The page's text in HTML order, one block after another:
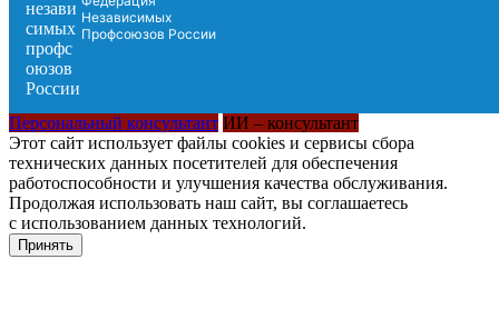
Независимых
Профсоюзов России
Персональный консультант ИИ – консультант
Этот сайт использует файлы cookies и сервисы сбора
технических данных посетителей для обеспечения
работоспособности и улучшения качества обслуживания.
Продолжая использовать наш сайт, вы соглашаетесь
с использованием данных технологий.
Принять